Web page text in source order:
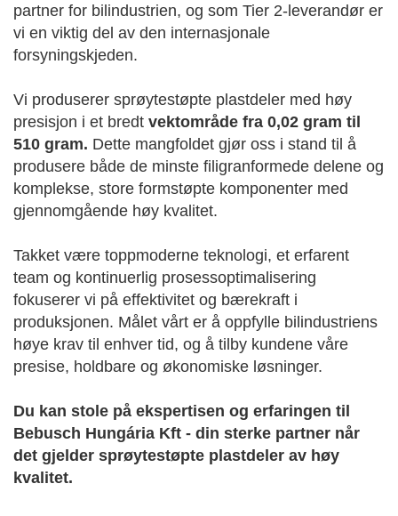
partner for bilindustrien, og som Tier 2-leverandør er
vi en viktig del av den internasjonale
forsyningskjeden.
Vi produserer sprøytestøpte plastdeler med høy
presisjon i et bredt vektområde fra 0,02 gram til
510 gram. Dette mangfoldet gjør oss i stand til å
produsere både de minste filigranformede delene og
komplekse, store formstøpte komponenter med
gjennomgående høy kvalitet.
Takket være toppmoderne teknologi, et erfarent
team og kontinuerlig prosessoptimalisering
fokuserer vi på effektivitet og bærekraft i
produksjonen. Målet vårt er å oppfylle bilindustriens
høye krav til enhver tid, og å tilby kundene våre
presise, holdbare og økonomiske løsninger.
Du kan stole på ekspertisen og erfaringen til
Bebusch Hungária Kft - din sterke partner når
det gjelder sprøytestøpte plastdeler av høy
kvalitet.